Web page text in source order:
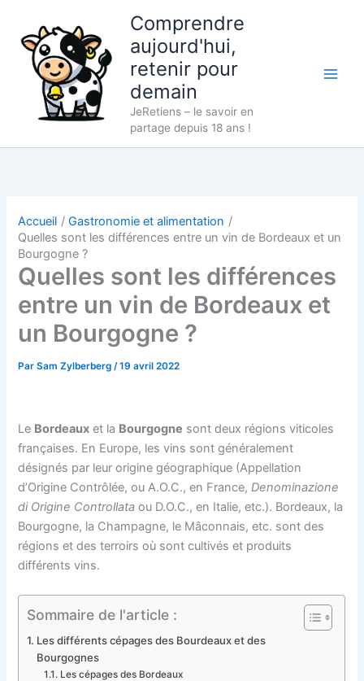
contenu
Comprendre
aujourd'hui,
retenir pour
demain
JeRetiens – le savoir en
partage depuis 18 ans !
Accueil
Gastronomie et alimentation
Quelles sont les différences entre un vin de Bordeaux et un
Bourgogne ?
Quelles sont les différences
entre un vin de Bordeaux et
un Bourgogne ?
ParSam Zylberberg/19 avril 2022
Le Bordeaux et la Bourgogne sont deux régions viticoles
françaises. En Europe, les vins sont généralement
désignés par leur origine géographique (Appellation
d’Origine Contrôlée, ou A.O.C., en France,Denominazione
di Origine Controllata ou D.O.C., en Italie, etc.). Bordeaux, la
Bourgogne, la Champagne, le Mâconnais, etc. sont des
régions et des terroirs où sont cultivés et produits
différents vins.
Sommaire de l'article :
Les différents cépages des Bourdeaux et des
Bourgognes
Les cépages des Bordeaux